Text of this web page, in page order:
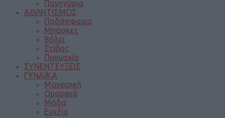
Πανηγύρια
ΑΘΛΗΤΙΣΜΟΣ
Ποδόσφαιρο
Μπάσκετ
Βόλεϊ
Στίβος
Πυγμαχία
ΣΥΝΕΝΤΕΥΞΕΙΣ
ΓΥΝΑΙΚΑ
Μαγειρική
Ομορφιά
Μόδα
Ευεξία